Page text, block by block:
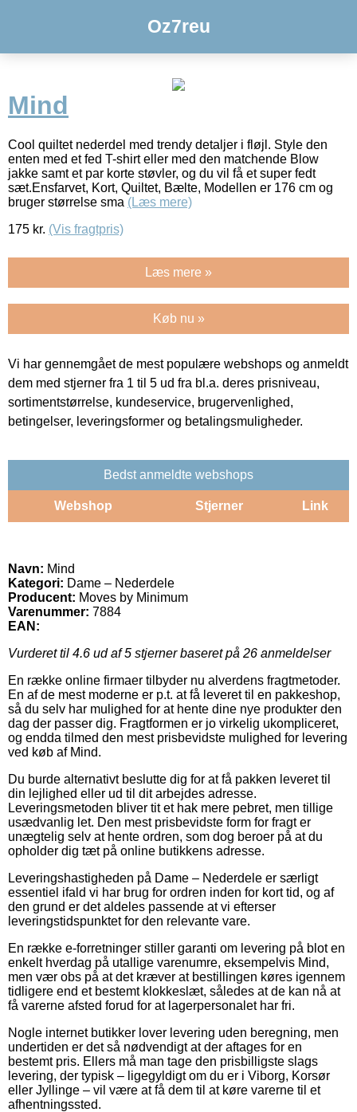
Oz7reu
Mind
Cool quiltet nederdel med trendy detaljer i fløjl. Style den
enten med et fed T-shirt eller med den matchende Blow
jakke samt et par korte støvler, og du vil få et super fedt
sæt.Ensfarvet, Kort, Quiltet, Bælte, Modellen er 176 cm og
bruger størrelse sma (Læs mere)
175 kr. (Vis fragtpris)
Læs mere »
Køb nu »
Vi har gennemgået de mest populære webshops og anmeldt
dem med stjerner fra 1 til 5 ud fra bl.a. deres prisniveau,
sortimentstørrelse, kundeservice, brugervenlighed,
betingelser, leveringsformer og betalingsmuligheder.
Bedst anmeldte webshops
Webshop Stjerner Link
Navn: Mind
Kategori: Dame – Nederdele
Producent: Moves by Minimum
Varenummer: 7884
EAN:
Vurderet til 4.6 ud af 5 stjerner baseret på 26 anmeldelser
En række online firmaer tilbyder nu alverdens fragtmetoder.
En af de mest moderne er p.t. at få leveret til en pakkeshop,
så du selv har mulighed for at hente dine nye produkter den
dag der passer dig. Fragtformen er jo virkelig ukompliceret,
og endda tilmed den mest prisbevidste mulighed for levering
ved køb af Mind.
Du burde alternativt beslutte dig for at få pakken leveret til
din lejlighed eller ud til dit arbejdes adresse.
Leveringsmetoden bliver tit et hak mere pebret, men tillige
usædvanlig let. Den mest prisbevidste form for fragt er
unægtelig selv at hente ordren, som dog beroer på at du
opholder dig tæt på online butikkens adresse.
Leveringshastigheden på Dame – Nederdele er særligt
essentiel ifald vi har brug for ordren inden for kort tid, og af
den grund er det aldeles passende at vi efterser
leveringstidspunktet for den relevante vare.
En række e-forretninger stiller garanti om levering på blot en
enkelt hverdag på utallige varenumre, eksempelvis Mind,
men vær obs på at det kræver at bestillingen køres igennem
tidligere end et bestemt klokkeslæt, således at de kan nå at
få varerne afsted forud for at lagerpersonalet har fri.
Nogle internet butikker lover levering uden beregning, men
undertiden er det så nødvendigt at der aftages for en
bestemt pris. Ellers må man tage den prisbilligste slags
levering, der typisk – ligegyldigt om du er i Viborg, Korsør
eller Jyllinge – vil være at få dem til at køre varerne til et
afhentningssted.